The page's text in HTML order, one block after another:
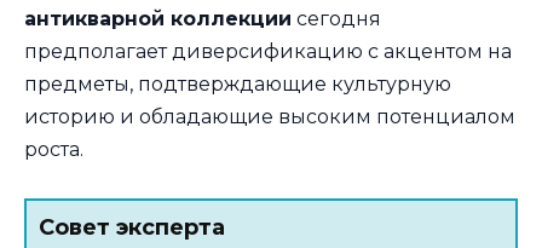
антикварной коллекции сегодня
предполагает диверсификацию с акцентом на
предметы, подтверждающие культурную
историю и обладающие высоким потенциалом
роста.
Совет эксперта